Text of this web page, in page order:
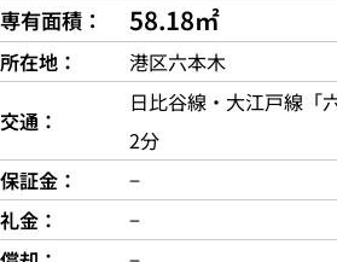
専有面積 58.18㎡
所在地 港区六本木
交通
日比谷線・大江戸線「
2分
保証金
−
礼金
−